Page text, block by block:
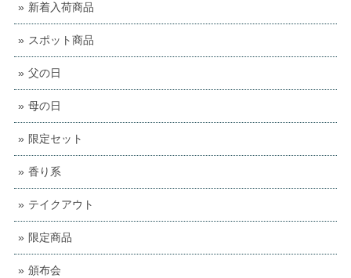
新着入荷商品
スポット商品
父の日
母の日
限定セット
香り系
テイクアウト
限定商品
頒布会